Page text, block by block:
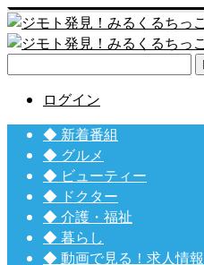
ログイン
◆ 新着番組
◆ グルメ
◆ ビューティー
◆ ドクター
◆ 介護・福祉
◆ 暮らし
◆ 動画で見る！求人情報